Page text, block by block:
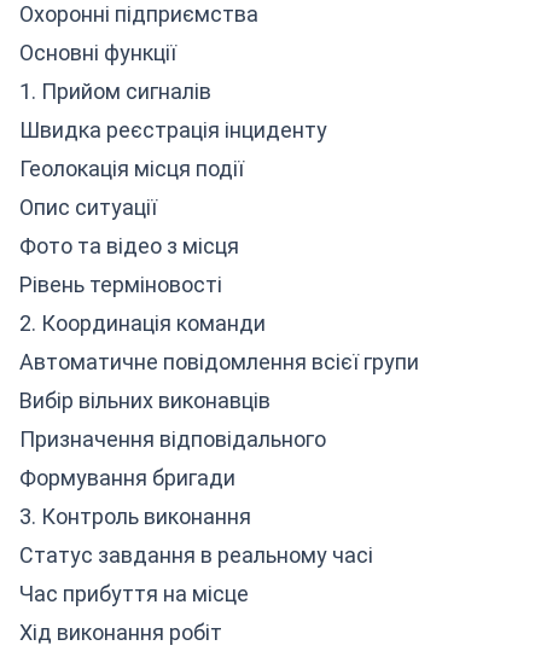
Охоронні підприємства
Основні функції
1. Прийом сигналів
Швидка реєстрація інциденту
Геолокація місця події
Опис ситуації
Фото та відео з місця
Рівень терміновості
2. Координація команди
Автоматичне повідомлення всієї групи
Вибір вільних виконавців
Призначення відповідального
Формування бригади
3. Контроль виконання
Статус завдання в реальному часі
Час прибуття на місце
Хід виконання робіт